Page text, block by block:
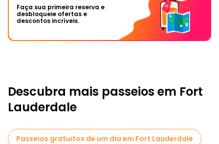
Faça sua primeira reserva e
desbloqueie ofertas e
descontos incríveis.
Descubra mais passeios em Fort
Lauderdale
Passeios gratuitos de um dia em Fort Lauderdale